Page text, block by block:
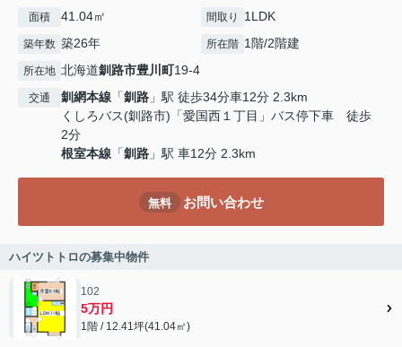
面積 41.04㎡ 間取り 1LDK
築年数 築26年 所在階 1階/2階建
所在地 北海道釧路市豊川町19-4
交通 釧網本線 「釧路 」駅 徒歩34分車12分 2.3km
くしろバス(釧路市)「愛国西１丁目」バス停下車 徒歩
2分
根室本線 「釧路 」駅 車12分 2.3km
無料 お問い合わせ
ハイツトトロの募集中物件
102
5万円
1階 / 12.41坪(41.04㎡)